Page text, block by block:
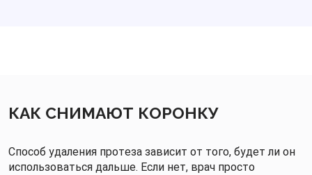
КАК СНИМАЮТ КОРОНКУ
Способ удаления протеза зависит от того, будет ли он
использоваться дальше. Если нет, врач просто